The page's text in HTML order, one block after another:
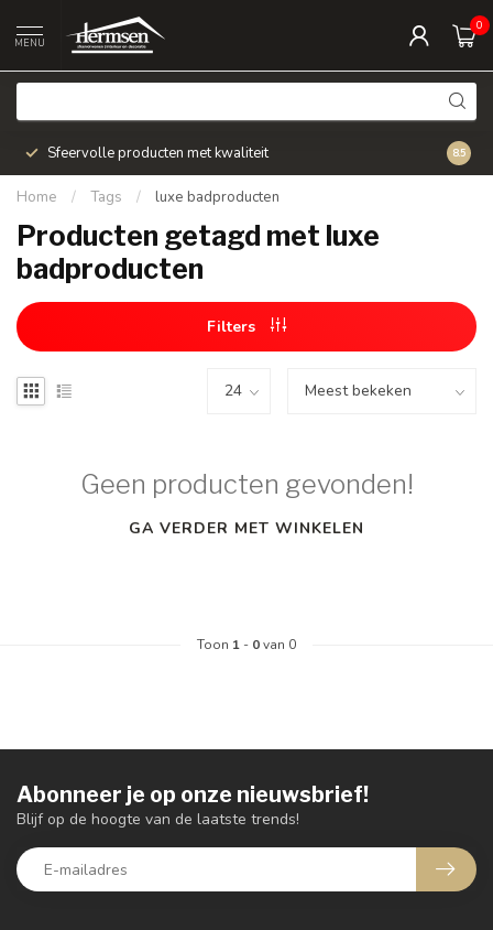
MENU
0
Sfeervolle producten met kwaliteit Snel
8.5
Home / Tags / luxe badproducten
Producten getagd met luxe
badproducten
Filters
Geen producten gevonden!
GA VERDER MET WINKELEN
Toon 1 - 0van 0
Abonneer je op onze nieuwsbrief!
Blijf op de hoogte van de laatste trends!